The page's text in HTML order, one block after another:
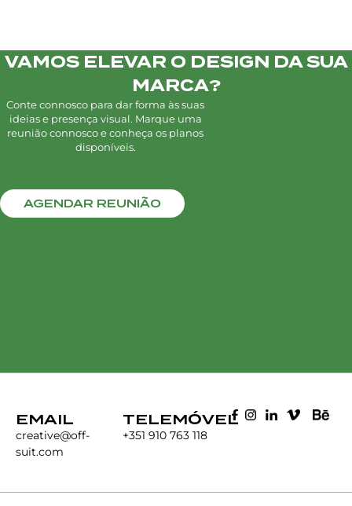
VAMOS ELEVAR O DESIGN DA SUA
MARCA?
Conte connosco para dar forma às suas
ideias e presença visual. Marque uma
reunião connosco e conheça os planos
disponíveis.
AGENDAR REUNIÃO
EMAIL
creative@off-
suit.com
TELEMÓVEL
+351 910 763 118